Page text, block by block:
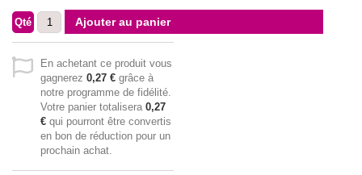
Qté Ajouter au panier
En achetant ce produit vous
gagnerez 0,27 € grâce à
notre programme de fidélité.
Votre panier totalisera 0,27
€ qui pourront être convertis
en bon de réduction pour un
prochain achat.